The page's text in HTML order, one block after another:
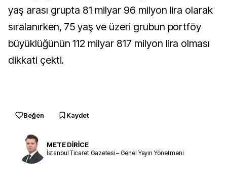
yaş arası grupta 81 milyar 96 milyon lira olarak
sıralanırken, 75 yaş ve üzeri grubun portföy
büyüklüğünün 112 milyar 817 milyon lira olması
dikkati çekti.
Beğen Kaydet
METE DİRİCE
İstanbul Ticaret Gazetesi – Genel Yayın Yönetmeni